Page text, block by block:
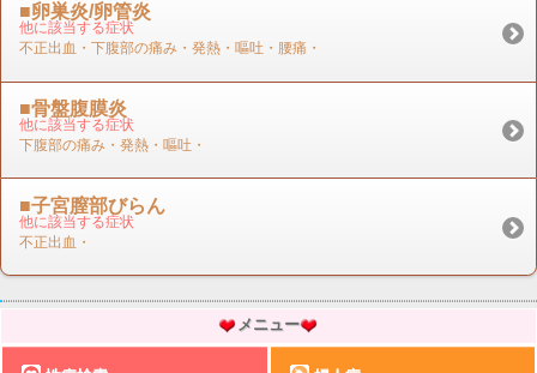
■卵巣炎/卵管炎
他に該当する症状
不正出血・下腹部の痛み・発熱・嘔吐・腰痛・
■骨盤腹膜炎
他に該当する症状
下腹部の痛み・発熱・嘔吐・
■子宮膣部びらん
他に該当する症状
不正出血・
メニュー